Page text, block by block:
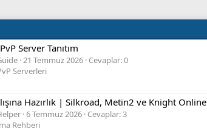
Server Tanıtım
21 Temmuz 2026 Cevaplar: 0
Serverleri
Hazırlık | Silkroad, Metin2 ve Knight Online
6 Temmuz 2026 Cevaplar: 3
Rehberi